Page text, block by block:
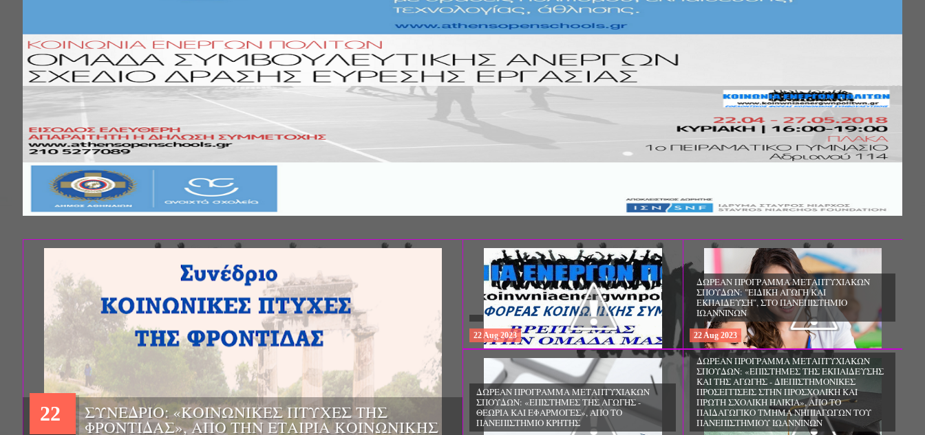
ΗΜΕΡΙΔΑ: "ΠΡΟΒΛΗΜΑΤΙΣΜΟΙ & ΔΙΛΗΜΜΑΤΑ
ΠΟΥ ΑΝΤΙΜΕΤΩΠΙΖΕΙ ΚΑΘΗΜΕΡΙΝΑ O
01
ΣΥΝΕΔΡΙΟ: «ΚΟΙΝΩΝΙΚΕΣ ΠΤΥΧΕΣ ΤΗΣ
ΦΡΟΝΤΙΔΑΣ», ΑΠΟ ΤΗΝ ΕΤΑΙΡΙΑ ΚΟΙΝΩΝΙΚΗΣ
ΨΥΧΙΑΤΡΙΚΗΣ Π. ΣΑΚΕΛΛΑΡΟΠΟΥΛΟΣ ΚΑΙ ΤΟ
EΥΡΩΠΑΪΚΟ ΔΙΚΤΥΟ ΦΟΡΕΩΝ ΨΥΧΙΚΗΣ
ΥΓΕΙΑΣ ΑSKLEPIOS
22Aug 2023 22Aug 2023
ΔΩΡΕΑΝ ΠΡΟΓΡΑΜΜΑ ΜΕΤΑΠΤΥΧΙΑΚΩΝ
ΣΠΟΥΔΩΝ: "ΕΙΔΙΚΗ ΑΓΩΓΗ ΚΑΙ
ΕΚΠΑΙΔΕΥΣΗ", ΣΤΟ ΠΑΝΕΠΙΣΤΗΜΙΟ
ΙΩΑΝΝΙΝΩΝ
ΔΩΡΕΑΝ ΠΡΟΓΡΑΜΜΑ ΜΕΤΑΠΤΥΧΙΑΚΩΝ
ΣΠΟΥΔΩΝ: «ΕΠΙΣΤΗΜΕΣ ΤΗΣ ΑΓΩΓΗΣ -
ΘΕΩΡΙΑ ΚΑΙ ΕΦΑΡΜΟΓΕΣ», ΑΠΟ ΤΟ
ΠΑΝΕΠΙΣΤΗΜΙΟ ΚΡΗΤΗΣ